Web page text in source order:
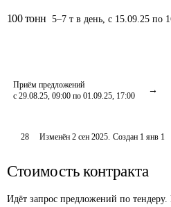
100 тонн 5–7 т в день, с 15.09.25 по
Приём предложений
с 29.08.25, 09:00 по 01.09.25, 17:00
28 Изменён2 сен 2025. Создан 1 янв 1
Стоимость контракта
Идёт запрос предложений по тендеру.